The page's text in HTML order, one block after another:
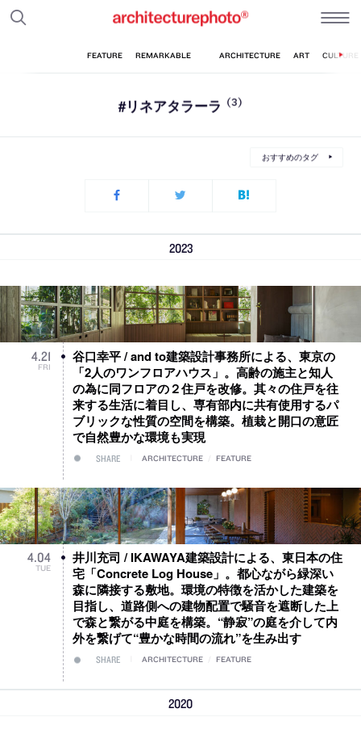
#リネアタラーラ (3)
おすすめのタグ
2023
4.21
FRI
谷口幸平 / and to建築設計事務所による、東京の
「2人のワンフロアハウス」。高齢の施主と知人
の為に同フロアの２住戸を改修。其々の住戸を往
来する生活に着目し、専有部内に共有使用するパ
ブリックな性質の空間を構築。植栽と開口の意匠
で自然豊かな環境も実現
SHARE ARCHITECTURE FEATURE
4.04
TUE
井川充司 / IKAWAYA建築設計による、東日本の住
宅「Concrete Log House」。都心ながら緑深い
森に隣接する敷地。環境の特徴を活かした建築を
目指し、道路側への建物配置で騒音を遮断した上
で森と繋がる中庭を構築。“静寂”の庭を介して内
外を繋げて“豊かな時間の流れ”を生み出す
SHARE ARCHITECTURE FEATURE
2020